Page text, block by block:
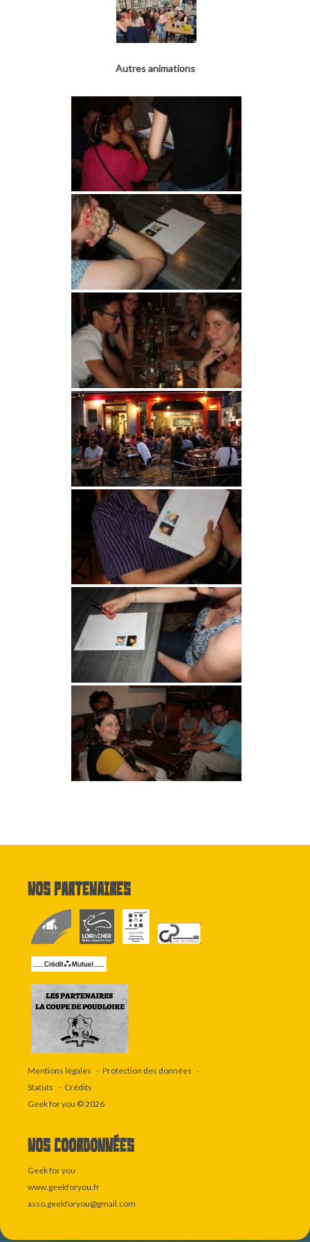
Autres animations
Nos partenaires
Mentions légales
Protection des données
Statuts
Crédits
Geek for you © 2026
Nos coordonnées
Geek for you
www.geekforyou.fr
asso.geekforyou@gmail.com